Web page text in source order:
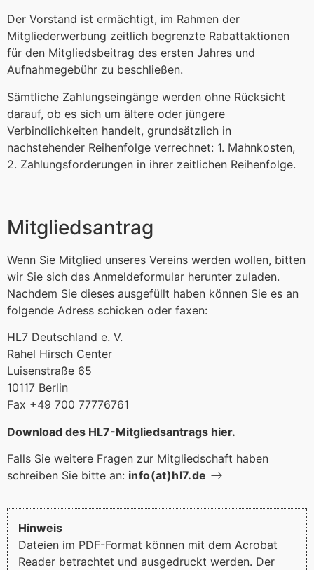
Der Vorstand ist ermächtigt, im Rahmen der
Mitgliederwerbung zeitlich begrenzte Rabattaktionen
für den Mitgliedsbeitrag des ersten Jahres und
Aufnahmegebühr zu beschließen.
Sämtliche Zahlungseingänge werden ohne Rücksicht
darauf, ob es sich um ältere oder jüngere
Verbindlichkeiten handelt, grundsätzlich in
nachstehender Reihenfolge verrechnet: 1. Mahnkosten,
2. Zahlungsforderungen in ihrer zeitlichen Reihenfolge.
Mitgliedsantrag
Wenn Sie Mitglied unseres Vereins werden wollen, bitten
wir Sie sich das Anmeldeformular herunter zuladen.
Nachdem Sie dieses ausgefüllt haben können Sie es an
folgende Adress schicken oder faxen:
HL7 Deutschland e. V.
Rahel Hirsch Center
Luisenstraße 65
10117 Berlin
Fax +49 700 77776761
Download des HL7-Mitgliedsantrags hier.
Falls Sie weitere Fragen zur Mitgliedschaft haben
schreiben Sie bitte an: info­(at)hl7.de
Hinweis
Dateien im PDF-Format können mit dem Acrobat
Reader betrachtet und ausgedruckt werden. Der